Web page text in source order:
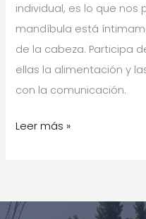
individual, es lo que nos
mandíbula está
de la cabeza. Participa
ellas la alimentación y
con la comunicación.
El
en
Leer más »